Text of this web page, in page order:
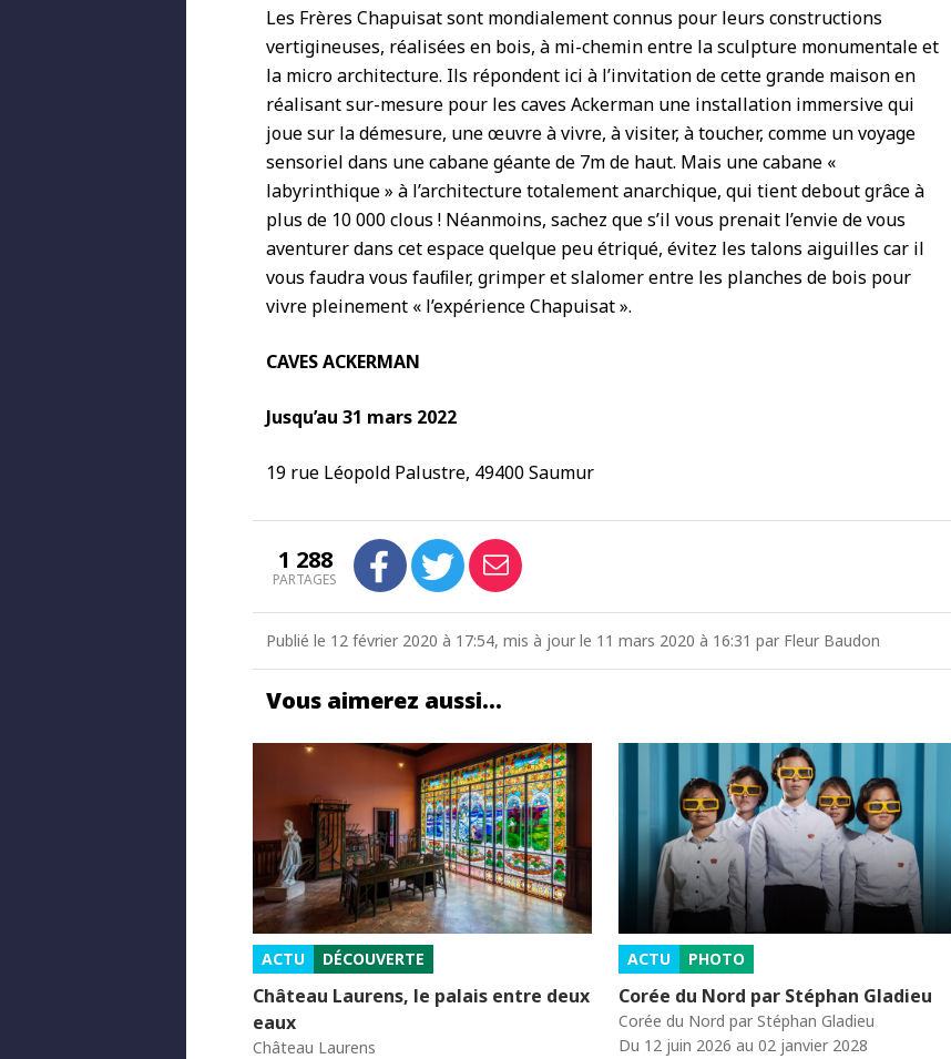
Les Frères Chapuisat sont mondialement connus pour leurs constructions
vertigineuses, réalisées en bois, à mi-chemin entre la sculpture monumentale et
la micro architecture. Ils répondent ici à l’invitation de cette grande maison en
réalisant sur-mesure pour les caves Ackerman une installation immersive qui
joue sur la démesure, une œuvre à vivre, à visiter, à toucher, comme un voyage
sensoriel dans une cabane géante de 7m de haut. Mais une cabane «
labyrinthique » à l’architecture totalement anarchique, qui tient debout grâce à
plus de 10 000 clous ! Néanmoins, sachez que s’il vous prenait l’envie de vous
aventurer dans cet espace quelque peu étriqué, évitez les talons aiguilles car il
vous faudra vous fauﬁler, grimper et slalomer entre les planches de bois pour
vivre pleinement « l’expérience Chapuisat ».
CAVES ACKERMAN
Jusqu’au 31 mars 2022
19 rue Léopold Palustre, 49400 Saumur
1 288
PARTAGES
Publié le 12 février 2020 à 17:54, mis à jour le 11 mars 2020 à 16:31 par Fleur Baudon
Vous aimerez aussi…
ACTU DÉCOUVERTE
Château Laurens, le palais entre deux
eaux
Château Laurens
ACTU PHOTO
Corée du Nord par Stéphan Gladieu
Corée du Nord par Stéphan Gladieu
Du 12 juin 2026 au 02 janvier 2028